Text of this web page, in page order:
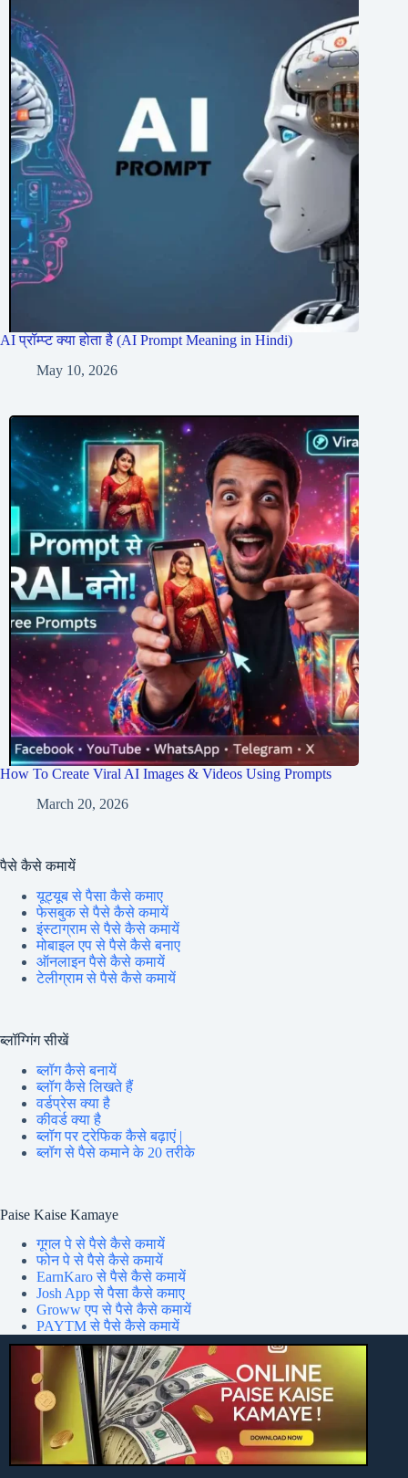
AI प्रॉम्प्ट क्या होता है (AI Prompt Meaning in Hindi)
May 10, 2026
How To Create Viral AI Images & Videos Using Prompts
March 20, 2026
पैसे कैसे कमायें
यूट्यूब से पैसा कैसे कमाए
फेसबुक से पैसे कैसे कमायें
इंस्टाग्राम से पैसे कैसे कमायें
मोबाइल एप से पैसे कैसे बनाए
ऑनलाइन पैसे कैसे कमायें
टेलीग्राम से पैसे कैसे कमायें
ब्लॉग्गिंग सीखें
ब्लॉग कैसे बनायें
ब्लॉग कैसे लिखते हैं
वर्डप्रेस क्या है
कीवर्ड क्या है
ब्लॉग पर ट्रेफिक कैसे बढ़ाएं |
ब्लॉग से पैसे कमाने के 20 तरीके
Paise Kaise Kamaye
गूगल पे से पैसे कैसे कमायें
फोन पे से पैसे कैसे कमायें
EarnKaro से पैसे कैसे कमायें
Josh App से पैसा कैसे कमाए
Groww एप से पैसे कैसे कमायें
PAYTM से पैसे कैसे कमायें